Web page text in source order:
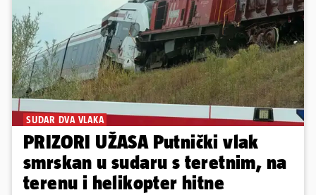
SUDAR DVA VLAKA
PRIZORI UŽASA Putnički vlak
smrskan u sudaru s teretnim, na
terenu i helikopter hitne